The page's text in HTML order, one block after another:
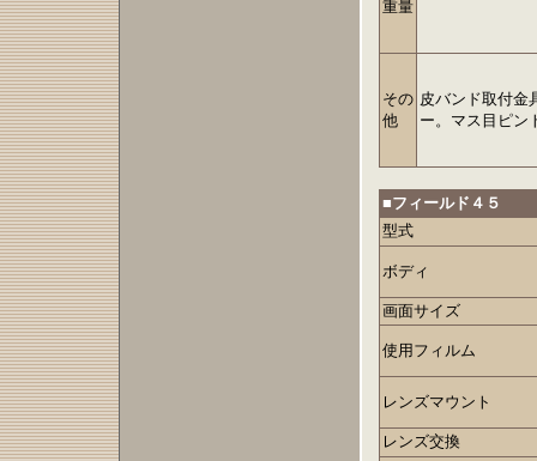
重量
その
他
皮バンド取付金
ー。マス目ピン
■フィールド４５
型式
ボディ
画面サイズ
使用フィルム
レンズマウント
レンズ交換